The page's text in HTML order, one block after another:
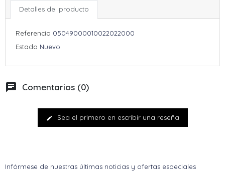
Detalles del producto
Referencia 05049000010022022000
Estado Nuevo
chat Comentarios (0)
edit Sea el primero en escribir una reseña
Infórmese de nuestras últimas noticias y ofertas especiales